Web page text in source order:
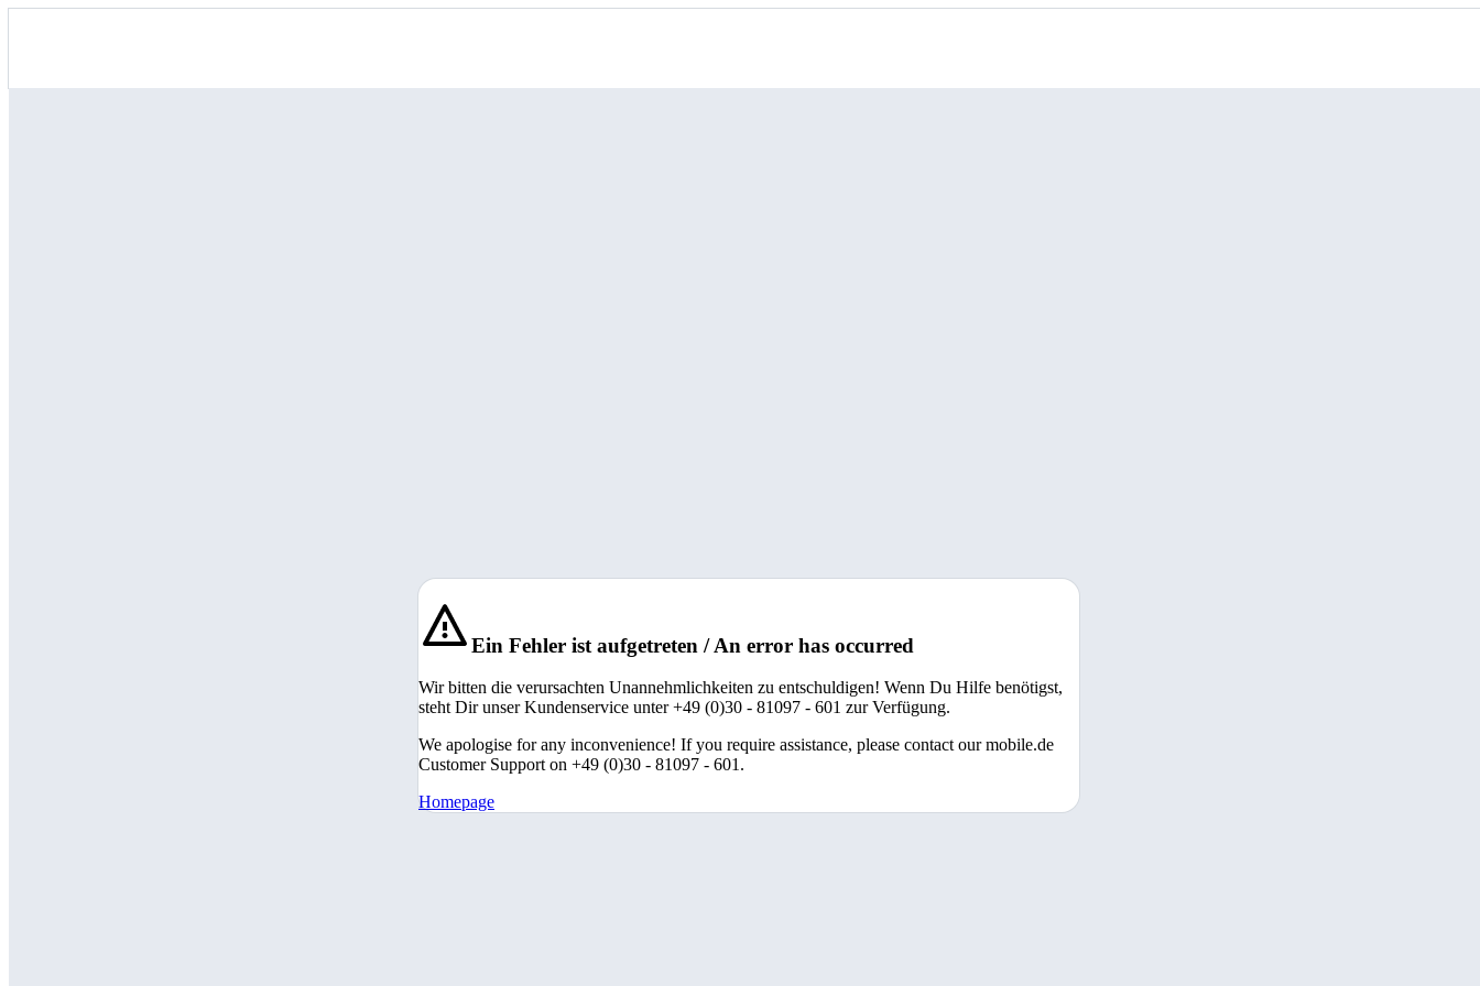
Ein Fehler ist aufgetreten / An error has occurred
Wir bitten die verursachten Unannehmlichkeiten zu entschuldigen! Wenn Du Hilfe benötigst,
steht Dir unser Kundenservice unter +49 (0)30 - 81097 - 601 zur Verfügung.
We apologise for any inconvenience! If you require assistance, please contact our mobile.de
Customer Support on +49 (0)30 - 81097 - 601.
Homepage